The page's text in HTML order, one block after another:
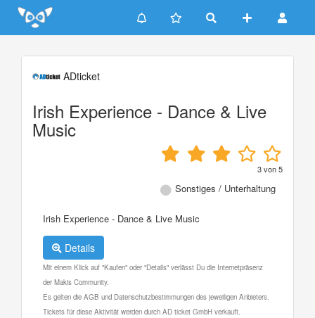
Update cookies preferences
ADticket
Irish Experience - Dance & Live
Music
3von5
Sonstiges / Unterhaltung
Irish Experience - Dance & Live Music
Details
Mit einem Klick auf "Kaufen" oder "Details" verlässt Du die Internetpräsenz
der Makis Community.
Es gelten die AGB und Datenschutzbestimmungen des jeweiligen Anbieters.
Tickets für diese Aktivität werden durch AD ticket GmbH verkauft.